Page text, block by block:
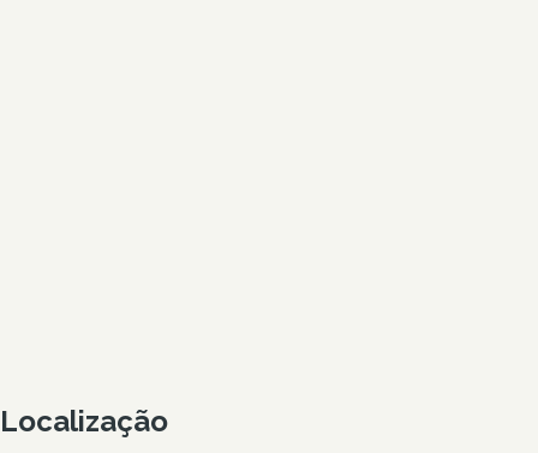
Localização